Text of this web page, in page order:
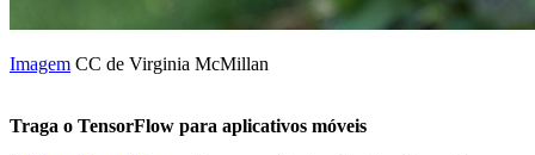
Imagem CC de Virginia McMillan
Traga o TensorFlow para aplicativos móveis